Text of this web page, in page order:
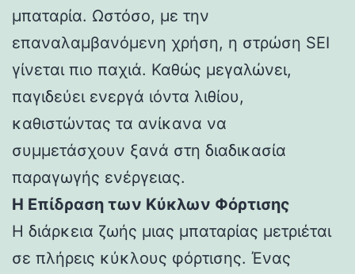
μπαταρία. Ωστόσο, με την
επαναλαμβανόμενη χρήση, η στρώση SEI
γίνεται πιο παχιά. Καθώς μεγαλώνει,
παγιδεύει ενεργά ιόντα λιθίου,
καθιστώντας τα ανίκανα να
συμμετάσχουν ξανά στη διαδικασία
παραγωγής ενέργειας.
Η Επίδραση των Κύκλων Φόρτισης
Η διάρκεια ζωής μιας μπαταρίας μετριέται
σε πλήρεις κύκλους φόρτισης. Ένας